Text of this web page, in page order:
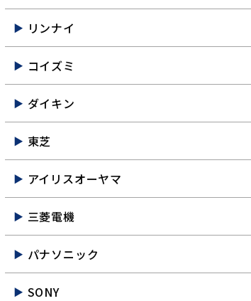
リンナイ
コイズミ
ダイキン
東芝
アイリスオーヤマ
三菱電機
パナソニック
SONY